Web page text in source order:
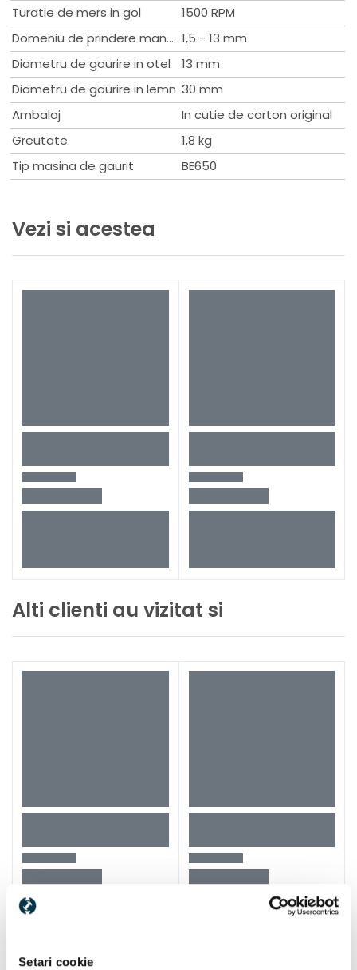
Setari cookie
Turatie de mers in gol
1500 RPM
Domeniu de prindere mandrina 1,5 - 13 mm
Diametru de gaurire in otel
13 mm
Diametru de gaurire in lemn 30 mm
Ambalaj
In cutie de carton original
Greutate
1,8 kg
Tip masina de gaurit
BE650
Vezi si acestea
Alti clienti au vizitat si